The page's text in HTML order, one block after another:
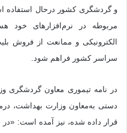
و گردشگری کشور درحال استفاده
مربوطه در نرم‌افزارهای خود
الکترونیکی و ممانعت از فروش
سراسر کشور فراهم شود.
در نامه تیموری معاون گردشگری
دستی به‌معاون وزارت بهداشت،
قرار داده شده، نیز آمده است: